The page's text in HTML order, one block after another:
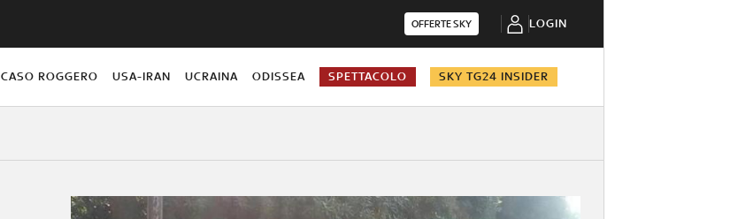
OFFERTE SKY LOGIN
CASO ROGGERO USA-IRAN UCRAINA ODISSEA SPETTACOLO SKY TG24 INSIDER